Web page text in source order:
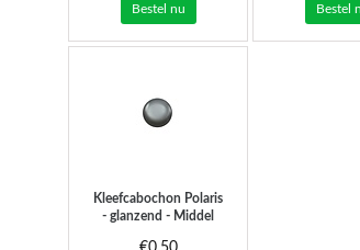
Bestel nu Bestel
Kleefcabochon Polaris
- glanzend - Middel